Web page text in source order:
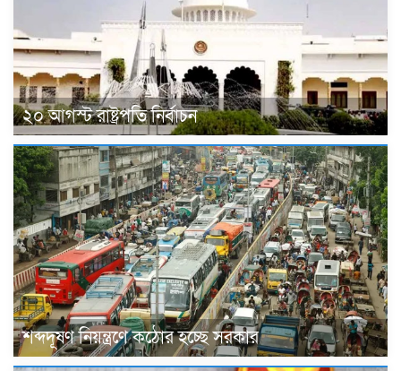
২০ আগস্ট রাষ্ট্রপতি নির্বাচন
শব্দদূষণ নিয়ন্ত্রণে কঠোর হচ্ছে সরকার